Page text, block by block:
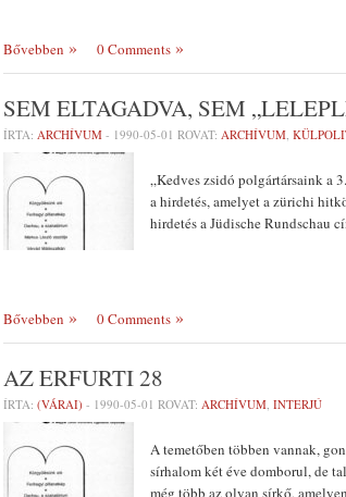
Bővebben 0 Comments
SEM ELTAGADVA, SEM
ÍRTA: ARCHÍVUM - 1990-05-01 ROVAT: ARCHÍVUM,
„Kedves zsidó polgártársaink a
a hirdetés, amelyet a zürichi
hirdetés a Jüdische Rundschau
Bővebben 0 Comments
AZ ERFURTI 28
ÍRTA: (VÁRAI) - 1990-05-01 ROVAT: ARCHÍVUM, INTERJÚ
A temetőben többen vannak,
sírhalom két éve dom­borul, de
még több az olyan sírkő,